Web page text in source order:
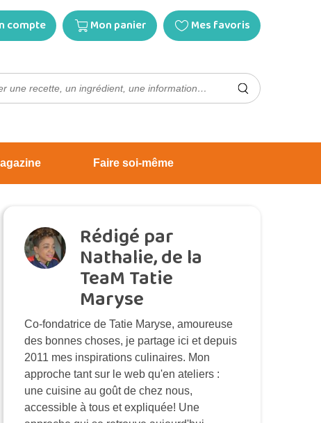
compte Mon panier Mes favoris
Faire soi-même
Rédigé par
Nathalie, de la
TeaM Tatie
Maryse
Co-fondatrice de Tatie Maryse, amoureuse
des bonnes choses, je partage ici et depuis
2011 mes inspirations culinaires. Mon
approche tant sur le web qu'en ateliers :
une cuisine au goût de chez nous,
accessible à tous et expliquée! Une